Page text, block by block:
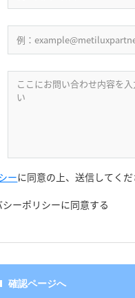
ーに同意の上、送信してくだ
ーポリシーに同意する